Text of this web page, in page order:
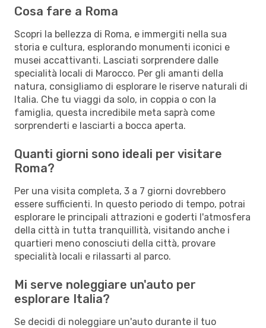
Cosa fare a Roma
Scopri la bellezza di Roma, e immergiti nella sua
storia e cultura, esplorando monumenti iconici e
musei accattivanti. Lasciati sorprendere dalle
specialità locali di Marocco. Per gli amanti della
natura, consigliamo di esplorare le riserve naturali di
Italia. Che tu viaggi da solo, in coppia o con la
famiglia, questa incredibile meta saprà come
sorprenderti e lasciarti a bocca aperta.
Quanti giorni sono ideali per visitare
Roma?
Per una visita completa, 3 a 7 giorni dovrebbero
essere sufficienti. In questo periodo di tempo, potrai
esplorare le principali attrazioni e goderti l'atmosfera
della città in tutta tranquillità, visitando anche i
quartieri meno conosciuti della città, provare
specialità locali e rilassarti al parco.
Mi serve noleggiare un'auto per
esplorare Italia?
Se decidi di noleggiare un'auto durante il tuo